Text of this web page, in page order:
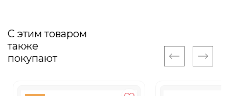
С этим товаром
также
покупают